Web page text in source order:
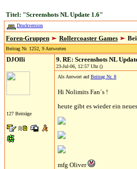
Titel: "Screenshots NL Update 1.6"
Druckversion
Foren-Gruppen Rollercoaster Games
Beitrag Nr. 1252, 9 Antworten
DJOlli
127 Beiträge
9. RE: Screenshots NL
23-Jul-06, 12:57 Uhr ()
Als Antwort aufBeitrag Nr. 8
Hi Nolimits Fan´s !
heute gibt es wieder ein
mfg Oliver